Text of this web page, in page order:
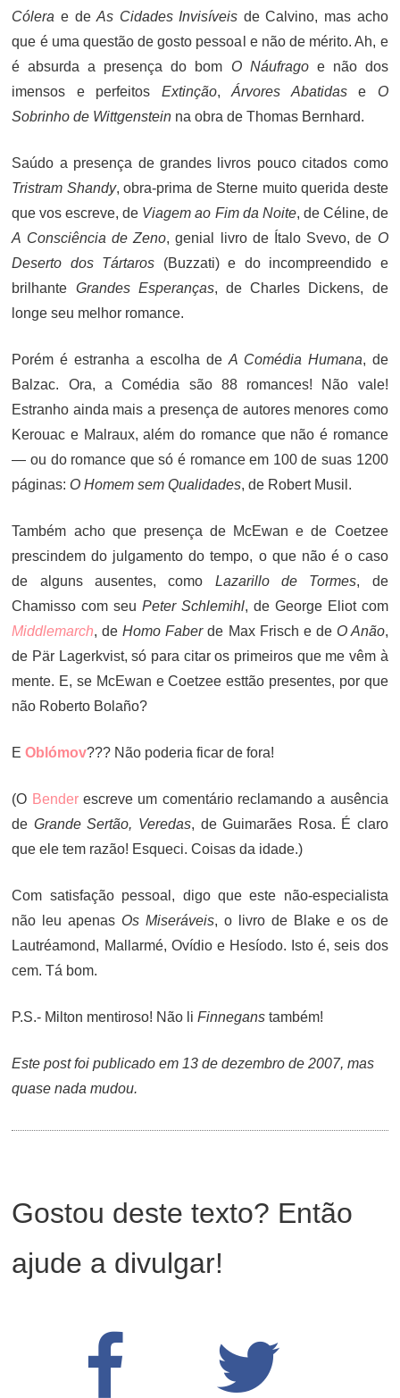
Cólera e deAs Cidades Invisíveis de Calvino, mas acho
que é uma questão de gosto pessoal e não de mérito. Ah, e
é absurda a presença do bom O Náufragoe não dos
imensos e perfeitos Extinção,Árvores Abatidase O
Sobrinho de Wittgenstein na obra de Thomas Bernhard.
Saúdo a presença de grandes livros pouco citados como
Tristram Shandy, obra-prima de Sterne muito querida deste
que vos escreve, de Viagem ao Fim da Noite, de Céline, de
A Consciência de Zeno, genial livro de Ítalo Svevo, de O
Deserto dos Tártaros (Buzzati) e do incompreendido e
brilhante Grandes Esperanças, de Charles Dickens, de
longe seu melhor romance.
Porém é estranha a escolha de A Comédia Humana, de
Balzac. Ora, a Comédia são 88 romances! Não vale!
Estranho ainda mais a presença de autores menores como
Kerouac e Malraux, além do romance que não é romance
— ou do romance que só é romance em 100 de suas 1200
páginas: O Homem sem Qualidades, de Robert Musil.
Também acho que presença de McEwan e de Coetzee
prescindem do julgamento do tempo, o que não é o caso
de alguns ausentes, como Lazarillo de Tormes, de
Chamisso com seuPeter Schlemihl, de George Eliot com
Middlemarch, deHomo Faberde Max Frisch e de O Anão,
de Pär Lagerkvist, só para citar os primeiros que me vêm à
mente. E, se McEwan e Coetzee esttão presentes, por que
não Roberto Bolaño?
EOblómov??? Não poderia ficar de fora!
(O Benderescreve um comentário reclamando a ausência
de Grande Sertão, Veredas, de Guimarães Rosa. É claro
que ele tem razão! Esqueci. Coisas da idade.)
Com satisfação pessoal, digo que este não-especialista
não leu apenas Os Miseráveis, o livro de Blake e os de
Lautréamond, Mallarmé, Ovídio e Hesíodo. Isto é, seis dos
cem. Tá bom.
P.S.- Milton mentiroso! Não liFinnegans também!
Este post foi publicado em 13 de dezembro de 2007, mas
quase nada mudou.
Gostou deste texto? Então
ajude a divulgar!